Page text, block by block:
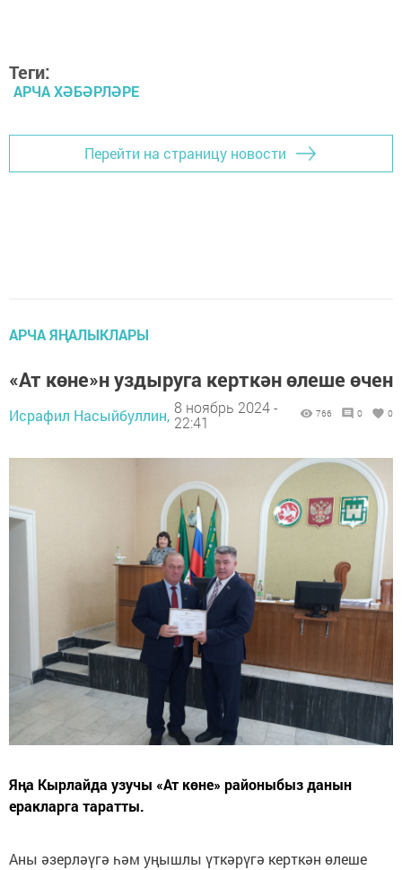
Теги:
АРЧА ХӘБӘРЛӘРЕ
Перейти на страницу новости
АРЧА ЯҢАЛЫКЛАРЫ
«Ат көне»н уздыруга керткән өлеше өчен
Исрафил Насыйбуллин, 8 ноябрь 2024 -
22:41
766 0 0
Яңа Кырлайда узучы «Ат көне» районыбыз данын
еракларга таратты.
Аны әзерләүгә һәм уңышлы үткәрүгә керткән өлеше